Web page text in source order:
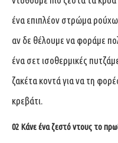
ένα επιπλέον στρώμα
αν δε θέλουμε να φοράμε
ένα σετ ισοθερμικές
ζακέτα κοντά για να τη
κρεβάτι.
02 Κάνε ένα ζεστό ντους το